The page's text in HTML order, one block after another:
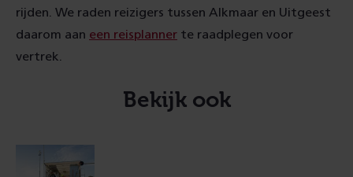
rijden. We raden reizigers tussen Alkmaar en Uitgeest
daarom aan een reisplanner te raadplegen voor
vertrek.
Bekijk ook